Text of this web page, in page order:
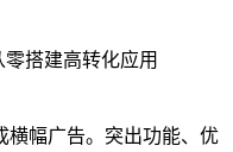
横幅广告。突出功能、优